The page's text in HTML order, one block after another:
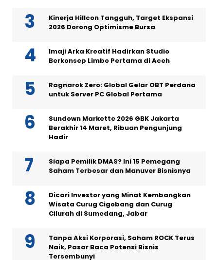
Kinerja Hillcon Tangguh, Target Ekspansi
2026 Dorong Optimisme Bursa
Imaji Arka Kreatif Hadirkan Studio
Berkonsep Limbo Pertama di Aceh
Ragnarok Zero: Global Gelar OBT Perdana
untuk Server PC Global Pertama
Sundown Markette 2026 GBK Jakarta
Berakhir 14 Maret, Ribuan Pengunjung
Hadir
Siapa Pemilik DMAS? Ini 15 Pemegang
Saham Terbesar dan Manuver Bisnisnya
Dicari Investor yang Minat Kembangkan
Wisata Curug Cigobang dan Curug
Cilurah di Sumedang, Jabar
Tanpa Aksi Korporasi, Saham ROCK Terus
Naik, Pasar Baca Potensi Bisnis
Tersembunyi